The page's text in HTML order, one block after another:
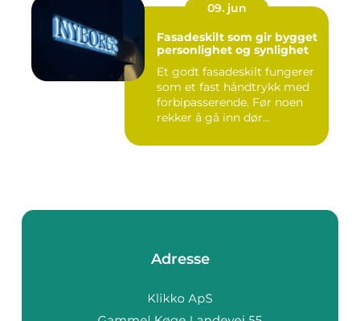
09. jun
Fasadeskilt som gir bygget
personlighet og synlighet
Et godt fasadeskilt fungerer
som et fast håndtrykk med
forbipasserende. Før noen
rekker å gå inn dør...
Adresse